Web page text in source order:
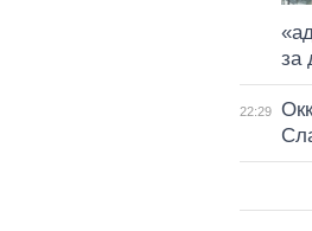
за
22:29